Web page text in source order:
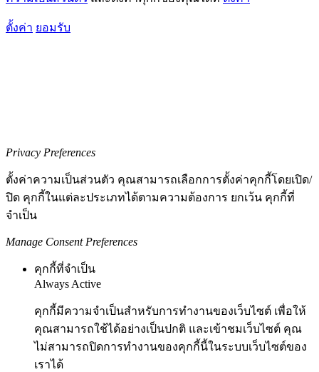
ตั้งค่า ยอมรับ
Privacy Preferences
ตั้งค่าความเป็นส่วนตัว คุณสามารถเลือกการตั้งค่าคุกกี้โดยเปิด/
ปิด คุกกี้ในแต่ละประเภทได้ตามความต้องการ ยกเว้น คุกกี้ที่
จำเป็น
Manage Consent Preferences
คุกกี้ที่จำเป็น
Always Active
คุกกี้มีความจำเป็นสำหรับการทำงานของเว็บไซต์ เพื่อให้
คุณสามารถใช้ได้อย่างเป็นปกติ และเข้าชมเว็บไซต์ คุณ
ไม่สามารถปิดการทำงานของคุกกี้นี้ในระบบเว็บไซต์ของ
เราได้